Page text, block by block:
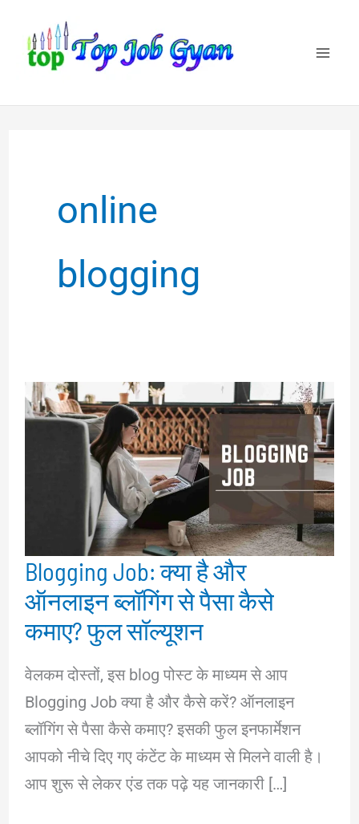
content
online
blogging
Blogging Job: क्या है और
ऑनलाइन ब्लॉगिंग से पैसा कैसे
कमाए? फुल सॉल्यूशन
वेलकम दोस्तों, इस blog पोस्ट के माध्यम से आप
Blogging Job क्या है और कैसे करें? ऑनलाइन
ब्लॉगिंग से पैसा कैसे कमाए? इसकी फुल इनफार्मेशन
आपको नीचे दिए गए कंटेंट के माध्यम से मिलने वाली है।
आप शुरू से लेकर एंड तक पढ़े यह जानकारी […]